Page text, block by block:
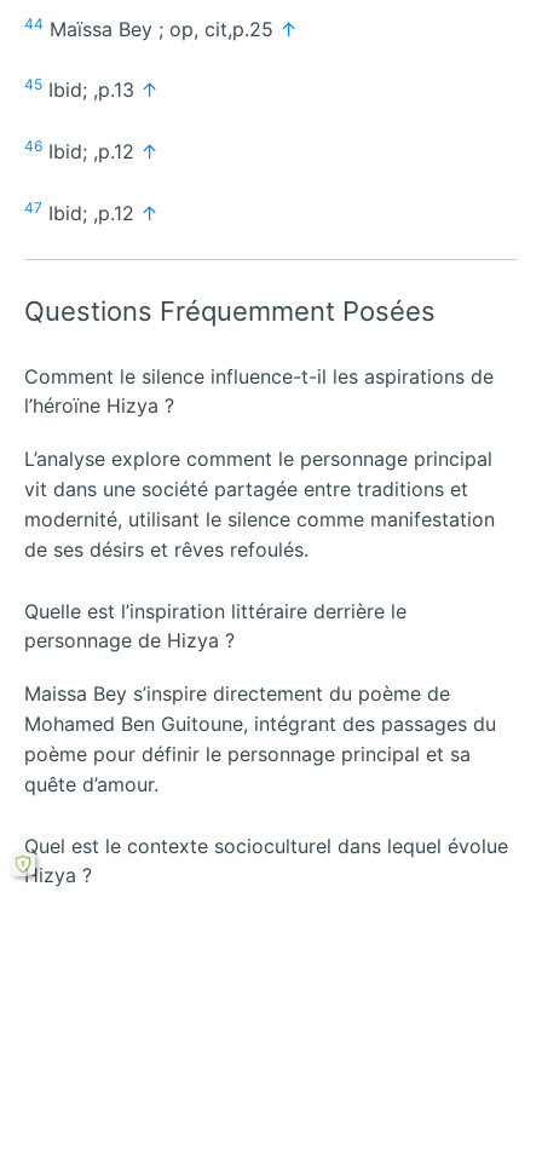
44 Maïssa Bey ; op, cit,p.25 ↑
45 Ibid; ,p.13 ↑
46 Ibid; ,p.12 ↑
47 Ibid; ,p.12 ↑
Questions Fréquemment Posées
Comment le silence influence-t-il les aspirations de
l’héroïne Hizya ?
L’analyse explore comment le personnage principal
vit dans une société partagée entre traditions et
modernité, utilisant le silence comme manifestation
de ses désirs et rêves refoulés.
Quelle est l’inspiration littéraire derrière le
personnage de Hizya ?
Maissa Bey s’inspire directement du poème de
Mohamed Ben Guitoune, intégrant des passages du
poème pour définir le personnage principal et sa
quête d’amour.
Quel est le contexte socioculturel dans lequel évolue
Hizya ?